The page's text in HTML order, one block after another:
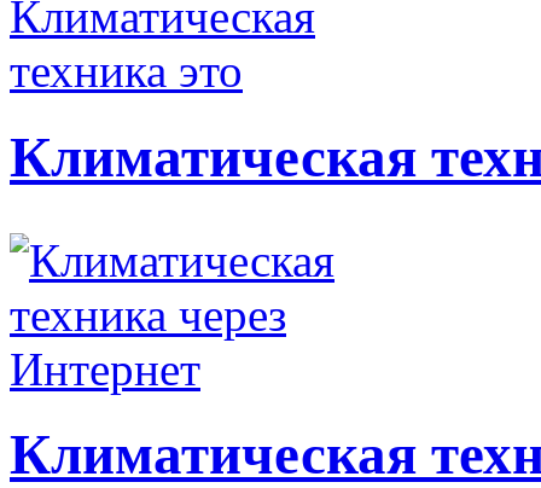
Климатическая
Климатическая